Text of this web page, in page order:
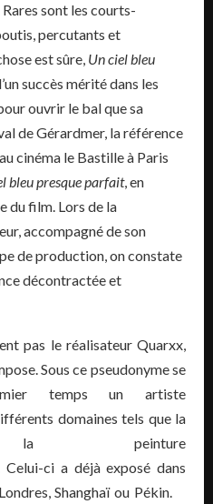
sont les courts-
percutants et
est sûre, Un ciel bleu
succès mérité dans les
ouvrir le bal que sa
de Gérardmer, la référence
cinéma le Bastille à Paris
bleu presque parfait, en
du film. Lors de la
accompagné de son
de production, on constate
décontractée et
pas le réalisateur Quarxx,
Sous ce pseudonyme se
temps un artiste
domaines tels que la
la peinture
ci a déjà exposé dans
Shanghaï ou Pékin.